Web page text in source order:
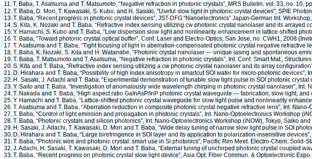
11.T. Baba, T. Asatsuma and T. Matsumoto, “Negative refraction in photonic crystals”, MRS Bulletin, vol. 33, no. 10,
12.T. Baba, D. Mori, T. Kawasaki, S. Kubo, and H. Sasaki, "Useful slow light in photonic crystal devices", SPIE
13.T. Baba, “Recent progress in photonic crystal devices”, JST-DFG “Nanoelectronics” Japan-German Int. Workshop,
14.S. Kita, K. Nozaki and T. Baba, “Refractive index sensing utilizing cwphotonic crystal nanolaser and its arrayed
15.Y. Hamachi, S. Kubo and T. Baba, “Low dispersion slow light and nonlinearity enhancement in lattice-shifted
16.T. Baba, “Toward photonic crystal optical buffer”, Conf. Laser and Electro-Optics, San Jose, no. CWH1, 2008
17.T. Asatsuma and T. Baba, “Tight focusing of light in aberration-compensated photonic crystal negative refractive
18.T. Baba, K. Nozaki, S. Kita and H. Watanabe, “Photonic crystal nanolaser --- unique lasing and spontaneous
19.T. Baba, T. Matsumoto and T. Asatsuma, “Negative refraction in photonic crystals”, Int. Conf. Smart Mat.,
20.S. Kita and T. Baba, “Refractive index sensing utilizing acw photonic crystal nanolaser and its array
21. D. Hirahara and T. Baba, “Possibility of high index anisotropy in smartcutSOI wafer for micro-photonic devices”,
22.H. Sasaki, J. Adachi and T. Baba, “Experimental demonstration of tunable slow light pulse in SOI photonic
23.Y. Saito and T. Baba, “Investigation of anomalously wide wavelength chirping in photonic crystal nanolaser”, Int.
24.T. Nakada and T. Baba, “High aspect ratio GaInAsP/InP photonic crystal waveguide --- fabrication, slow light,
25.Y. Hamachi and T. Baba, “Lattice-shifted photonic crystal waveguide for slow light pulse and nonlinearity
26.T. Asatsuma and T. Baba, “Aberration reduction in composite photonic crystal negative refractive lens”, Int.
27.T. Baba, “Control of light emission and propagation in photonic crystals”, Int. Nano-Optoelectronics Workshop (
28.T. Baba, “Photonic crystals and silicon photonics”, Int. Nano-Optoelectronics Workshop (iNOW), Tokyo, Saiko
29. H. Sasaki, J. Adachi, T. Kawasaki, D. Mori and T. Baba, “Wide delay tuning of narrow slow light pulse in SOI
30. D. Hirahara and T. Baba, “Large birefringence in SOI layer and its application to polarization-insensitive
31.T. Baba, “Photonic wire and photonic crystal: smart use in Si photonics”, Pacific Rim Meet. Electro-Chem. Solid-
32.J. Adachi, H. Sasaki, T. Kawasaki, D. Mori and T. Baba, “External tuning of unchirped photonic crystal coupled
33.T. Baba, “Recent progress on photonic crystal slow light device”, Asia Opt. Fiber Commun. & Optoelectronic